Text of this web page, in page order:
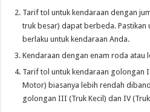
Tarif tol untuk kendaraan dengan
truk besar) dapat berbeda. Pastikan
berlaku untuk kendaraan Anda.
Kendaraan dengan enam roda atau
Tarif tol untuk kendaraan golongan
Motor) biasanya lebih rendah
golongan III (Truk Kecil) dan IV